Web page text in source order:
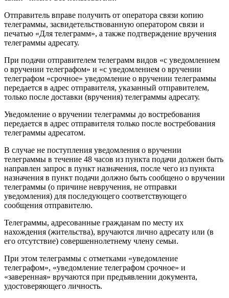
Отправитель вправе получить от оператора связи копию
телеграммы, засвидетельствованную оператором связи и
печатью «Для телеграмм», а также подтверждение вручения
телеграммы адресату.
При подачи отправителем телеграмм видов «с уведомлением
о вручении телеграфом» и «с уведомлением о вручении
телеграфом «срочное» уведомление о вручении телеграммы
передается в адрес отправителя, указанный отправителем,
только после доставки (вручения) телеграммы адресату.
Уведомление о вручении телеграммы до востребования
передается в адрес отправителя только после востребования
телеграммы адресатом.
В случае не поступления уведомления о вручении
телеграммы в течение 48 часов из пункта подачи должен быть
направлен запрос в пункт назначения, после чего из пункта
назначения в пункт подачи должно быть сообщено о вручении
телеграммы (о причине невручения, не отправки
уведомления) для последующего соответствующего
сообщения отправителю.
Телеграммы, адресованные гражданам по месту их
нахождения (жительства), вручаются лично адресату или (в
его отсутствие) совершеннолетнему члену семьи.
При этом телеграммы с отметками «уведомление
телеграфом», «уведомление телеграфом срочное» и
«заверенная» вручаются при предъявлении документа,
удостоверяющего личность.